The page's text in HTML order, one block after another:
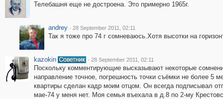
Телебашня еще не достроена. Это примерно 1965г.
andrey · 28 September 2011, 02:11
Так я тоже про 74 г сомневаюсь.Хотя высотки на
kazokin · 28 September 2011, 02:11
Поскольку комментирующие высказывают некоторые
направление точное, погрешность точки съёмки не более 5
квартиры сделан кадр моим отцом. Он всегда подписывал
мае-74 у меня нет. Моя семья въехала в д.8 по 2-му